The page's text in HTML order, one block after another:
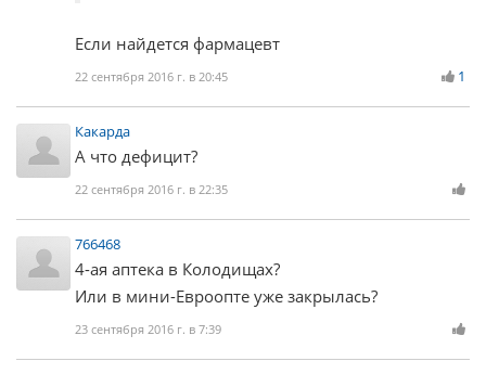
Если найдется фармацевт
22 сентября 2016 г. в 20:45 1
Какарда
А что дефицит?
22 сентября 2016 г. в 22:35
766468
4-ая аптека в Колодищах?
Или в мини-Евроопте уже закрылась?
23 сентября 2016 г. в 7:39